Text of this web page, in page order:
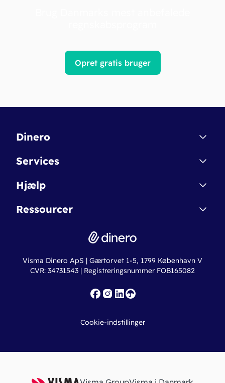
Opret gratis bruger
Dinero
Kontakt
Betingelser & Sikkerhed
Nye funktioner
Services
Dinero Starter
Dinero Pro
Erhvervslån
Fakturaskabeloner
Hjælp
Regnskabsordbogen
Online regnskabskurser
Ressourcer
Ny virksomhed
Iværksætterlegat
Visma Dinero ApS | Gærtorvet 1-5, 1799 København V
CVR: 34731543 | Registreringsnummer FOB165082
Cookie-indstillinger